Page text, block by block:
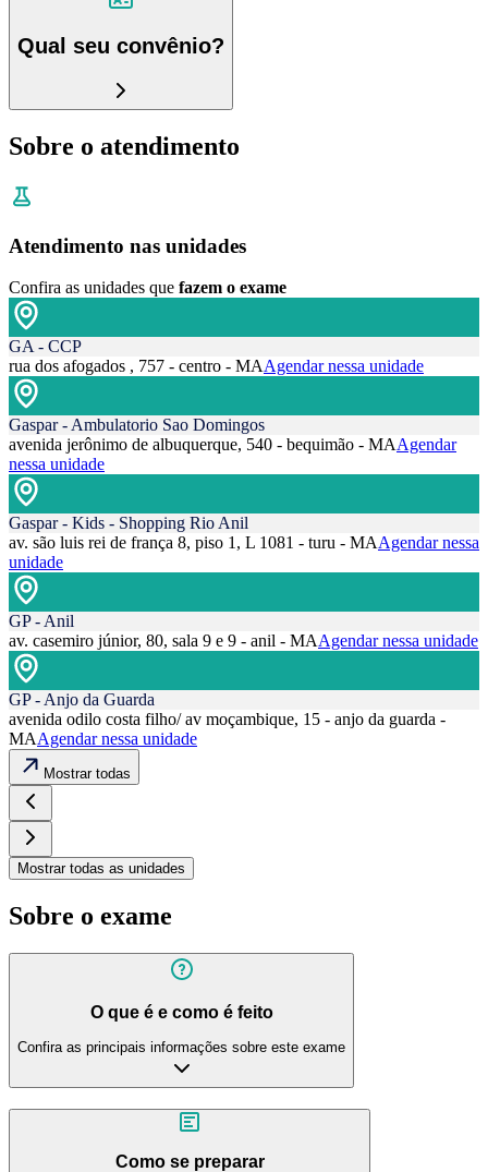
Qual seu convênio?
Sobre o atendimento
Atendimento nas unidades
Confira as unidades que fazem o exame
GA - CCP
rua dos afogados , 757 - centro - MAAgendar nessa unidade
Gaspar - Ambulatorio Sao Domingos
avenida jerônimo de albuquerque, 540 - bequimão - MAAgendar
nessa unidade
Gaspar - Kids - Shopping Rio Anil
av. são luis rei de frança 8, piso 1, L 1081 - turu - MAAgendar nessa
unidade
GP - Anil
av. casemiro júnior, 80, sala 9 e 9 - anil - MAAgendar nessa unidade
GP - Anjo da Guarda
avenida odilo costa filho/ av moçambique, 15 - anjo da guarda -
MAAgendar nessa unidade
Mostrar todas
Mostrar todas as unidades
Sobre o exame
O que é e como é feito
Confira as principais informações sobre este exame
Como se preparar